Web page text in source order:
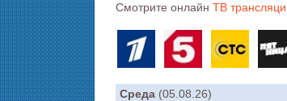
Смотрите онлайн ТВ
Среда (05.08.26)